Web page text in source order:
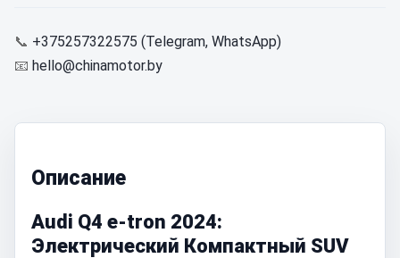
📞 +375257322575 (Telegram, WhatsApp)
📧 hello@chinamotor.by
Описание
Audi Q4 e-tron 2024:
Электрический Компактный SUV